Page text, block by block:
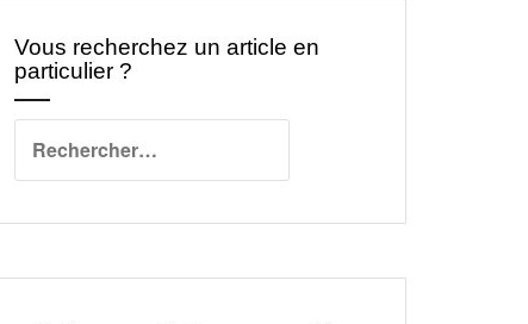
Vous recherchez un article en
particulier ?